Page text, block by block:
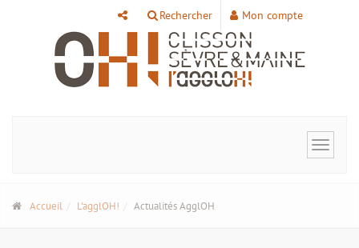
Rechercher Mon compte
Toggle
Accueil L'agglOH! Actualités AgglOH
Panneau de gestion des cookies